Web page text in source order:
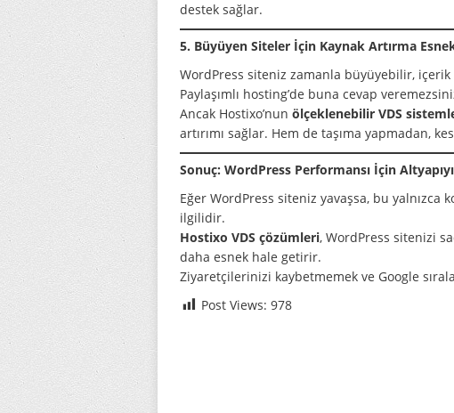
destek sağlar.
5. Büyüyen Siteler İçin Kaynak Artırma
WordPress siteniz zamanla büyüyebilir, içerik
Paylaşımlı hosting’de buna cevap
Ancak Hostixo’nun ölçeklenebilir VDS
artırımı sağlar. Hem de taşıma yapmadan,
Sonuç: WordPress Performansı İçin
Eğer WordPress siteniz yavaşsa, bu yalnızca
ilgilidir.
Hostixo VDS çözümleri, WordPress sitenizi
daha esnek hale getirir.
Ziyaretçilerinizi kaybetmemek ve Google
Post Views: 978